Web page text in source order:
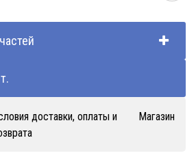
доставки, оплаты и
Магазин